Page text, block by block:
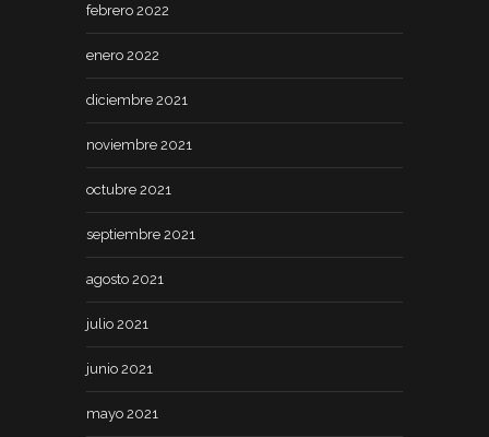
febrero 2022
enero 2022
diciembre 2021
noviembre 2021
octubre 2021
septiembre 2021
agosto 2021
julio 2021
junio 2021
mayo 2021